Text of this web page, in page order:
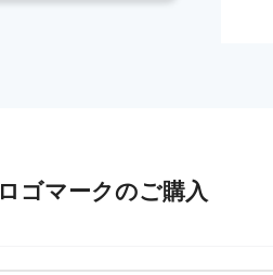
ロゴマークのご購入